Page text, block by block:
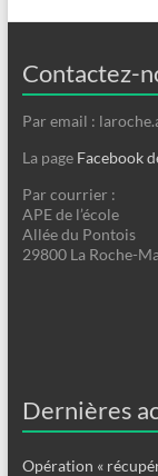
Contactez-
Par email :
La page Facebook
Par courrier :
APE de l’école
Allée du Pontois
29800 La Roche-
Dernières
Opération «